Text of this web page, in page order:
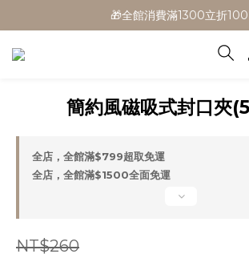
🎁全館消費滿1300立折100
🎁全館消費滿1300立折100
🎉新會員首購/超取免運
🎁全館消費滿1300立折100
簡約風磁吸式封口夾
全店，全館滿$799超取免運
全店，全館滿$1500全面免運
NT$260